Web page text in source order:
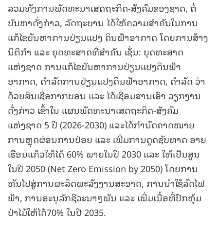
ລວມທັງການພັດທະນາເສດຖະກິດ-ສັງຄົມຂອງຊາດ, ຕໍ່
ບັນຫາດັ່ງກ່າວ, ລັດຖະບານ ໄດ້ໃຫ້ຄວາມສໍາຄັນໃນການ
ແກ້ໄຂບັນຫາການປ່ຽນແປງ ດິນຟ້າອາກາດ ໂດຍການສ້າງ
ນິຕິກຳ ແລະ ຍຸດທະສາດທີ່ສໍາຄັນ ເຊັ່ນ: ຍຸດທະສາດ
ແຫ່ງຊາດ ການແກ້ໄຂບັນຫາການປ່ຽນແປງດິນຟ້າ
ອາກາດ, ດຳລັດການປ່ຽນແປງດິນຟ້າອາກາດ, ດໍາລັດ ວ່າ
ດ້ວຍສິນເຊື່ອກາກບອນ ແລະ ໄດ້ເຊື່ອມສານເອົາ ວຽກງານ
ດັ່ງກ່າວ ເຂົ້າໃນ ແຜນພັດທະນາເສດຖະກິດ-ສັງຄົມ
ແຫ່ງຊາດ 5 ປີ (2026-2030) ແລະໄດ້ກຳນົດຄາດໝາຍ
ການຫຼຸດຜ່ອນການປ່ອຍ ແລະ ເພີ່ມການດູດຊັບທາດ ອາຍ
ເຮືອນແກ້ວໃຫ້ໄດ້ 60% ພາຍໃນປີ 2030 ແລະ ໃຫ້ເປັນສູນ
ໃນປີ 2050 (Net Zero Emission by 2050) ໂດຍການ
ຫັນໄປສູ່ການຜະລິດພະລັງງານສະອາດ, ການນໍາໃຊ້ລົດໄຟ
ຟ້າ, ການອະນຸລັກຊີວະນາໆພັນ ແລະ ເພີ່ມເນື້ອທີ່ປົກຫຸ້ມ
ປ່າໄມ້ໃຫ້ໄດ້70% ໃນປີ 2035.